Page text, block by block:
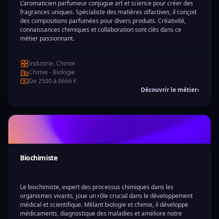
L’aromaticien parfumeur conjugue art et science pour créer des
fragrances uniques. Spécialiste des matières olfactives, il conçoit
des compositions parfumées pour divers produits. Créativité,
connaissances chimiques et collaboration sont clés dans ce
métier passionnant.
Industrie, Chimie
Chimie - Biologie
De 2500 à 6666 €
Découvrir le métier›
Biochimiste
Le biochimiste, expert des processus chimiques dans les
organismes vivants, joue un rôle crucial dans le développement
médical et scientifique. Mêlant biologie et chimie, il développe
médicaments, diagnostique des maladies et améliore notre